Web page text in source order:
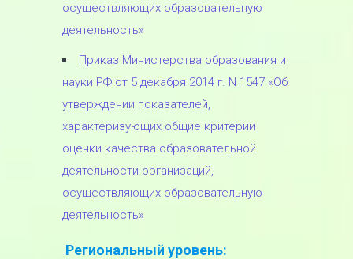
осуществляющих образовательную
деятельность»
Приказ Министерства образования и
науки РФ от 5 декабря 2014 г. N 1547 «Об
утверждении показателей,
характеризующих общие критерии
оценки качества образовательной
деятельности организаций,
осуществляющих образовательную
деятельность»
Региональный уровень: